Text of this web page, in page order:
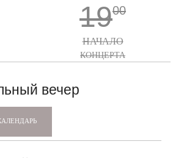
1900
НАЧАЛО
КОНЦЕРТА
вечер